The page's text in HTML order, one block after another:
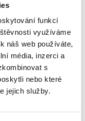
funkcí
využíváme
náš web používáte,
média, inzerci a
s
nebo které
jejich služby.